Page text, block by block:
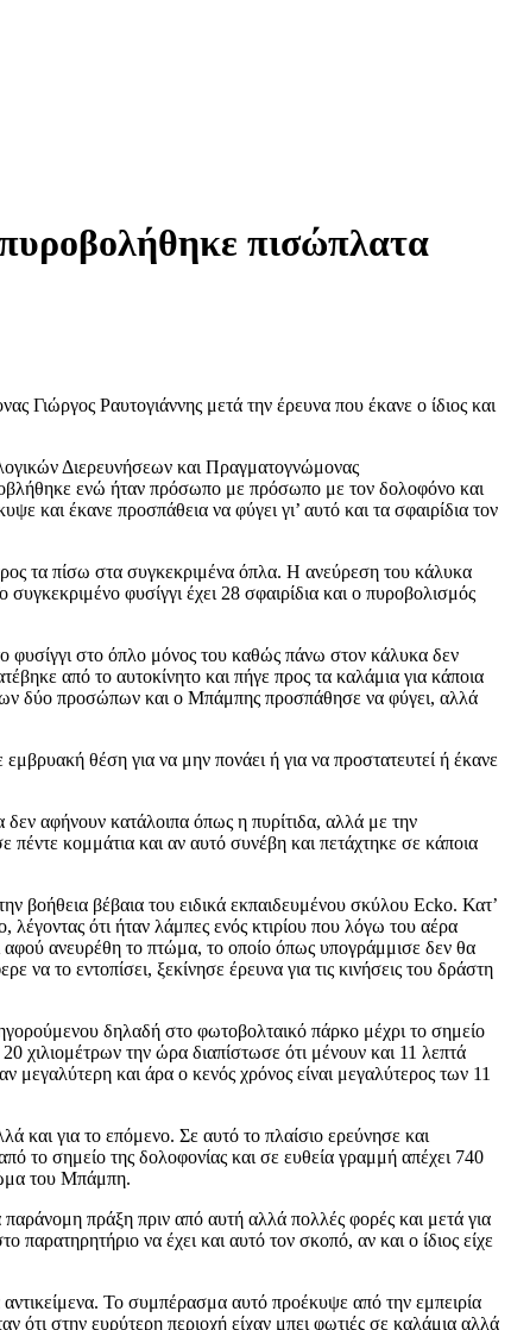
πισώπλατα
Γιώργος Ραυτογιάννης μετά την έρευνα που έκανε ο ίδιος και
Διερευνήσεων και Πραγματογνώμονας
ενώ ήταν πρόσωπο με πρόσωπο με τον δολοφόνο και
και έκανε προσπάθεια να φύγει γι’ αυτό και τα σφαιρίδια τον
τα πίσω στα συγκεκριμένα όπλα. Η ανεύρεση του κάλυκα
φυσίγγι έχει 28 σφαιρίδια και ο πυροβολισμός
φυσίγγι στο όπλο μόνος του καθώς πάνω στον κάλυκα δεν
από το αυτοκίνητο και πήγε προς τα καλάμια για κάποια
των δύο προσώπων και ο Μπάμπης προσπάθησε να φύγει, αλλά
θέση για να μην πονάει ή για να προστατευτεί ή έκανε
δεν αφήνουν κατάλοιπα όπως η πυρίτιδα, αλλά με την
κομμάτια και αν αυτό συνέβη και πετάχτηκε σε κάποια
βοήθεια βέβαια του ειδικά εκπαιδευμένου σκύλου Ecko. Κατ’
λέγοντας ότι ήταν λάμπες ενός κτιρίου που λόγω του αέρα
αφού ανευρέθη το πτώμα, το οποίο όπως υπογράμμισε δεν θα
το εντοπίσει, ξεκίνησε έρευνα για τις κινήσεις του δράστη
δηλαδή στο φωτοβολταικό πάρκο μέχρι το σημείο
χιλιομέτρων την ώρα διαπίστωσε ότι μένουν και 11 λεπτά
και άρα ο κενός χρόνος είναι μεγαλύτερος των 11
και για το επόμενο. Σε αυτό το πλαίσιο ερεύνησε και
το σημείο της δολοφονίας και σε ευθεία γραμμή απέχει 740
του Μπάμπη.
πράξη πριν από αυτή αλλά πολλές φορές και μετά για
να έχει και αυτό τον σκοπό, αν και ο ίδιος είχε
Το συμπέρασμα αυτό προέκυψε από την εμπειρία
ότι στην ευρύτερη περιοχή είχαν μπει φωτιές σε καλάμια αλλά